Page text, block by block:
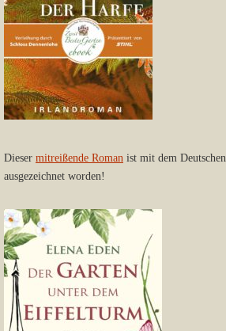
Dieser mitreißende Roman ist mit dem
ausgezeichnet worden!